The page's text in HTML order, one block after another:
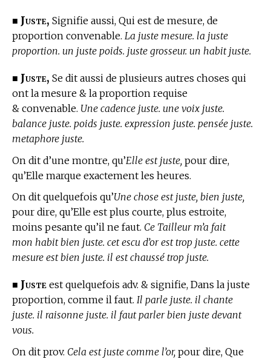
■ Juste, Signifie aussi, Qui est de mesure, de
proportion convenable. La juste mesure. la juste
proportion. un juste poids. juste grosseur. un habit juste.
■ Juste, Se dit aussi de plusieurs autres choses qui
ont la mesure & la proportion requise
& convenable. Une cadence juste. une voix juste.
balance juste. poids juste. expression juste. pensée juste.
metaphore juste.
On dit d’une montre, qu’Elle est juste, pour dire,
qu’Elle marque exactement les heures.
On dit quelquefois qu’Une chose est juste, bien juste,
pour dire, qu’Elle est plus courte, plus estroite,
moins pesante qu’il ne faut. Ce Tailleur m’a fait
mon habit bien juste. cet escu d’or est trop juste. cette
mesure est bien juste. il est chaussé trop juste.
■ Juste est quelquefois adv. & signifie, Dans la juste
proportion, comme il faut. Il parle juste. il chante
juste. il raisonne juste. il faut parler bien juste devant
vous.
On dit prov. Cela est juste comme l’or, pour dire, Que